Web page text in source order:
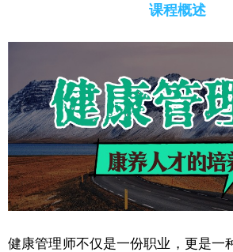
课程概述
健康管理师不仅是一份职业，更是